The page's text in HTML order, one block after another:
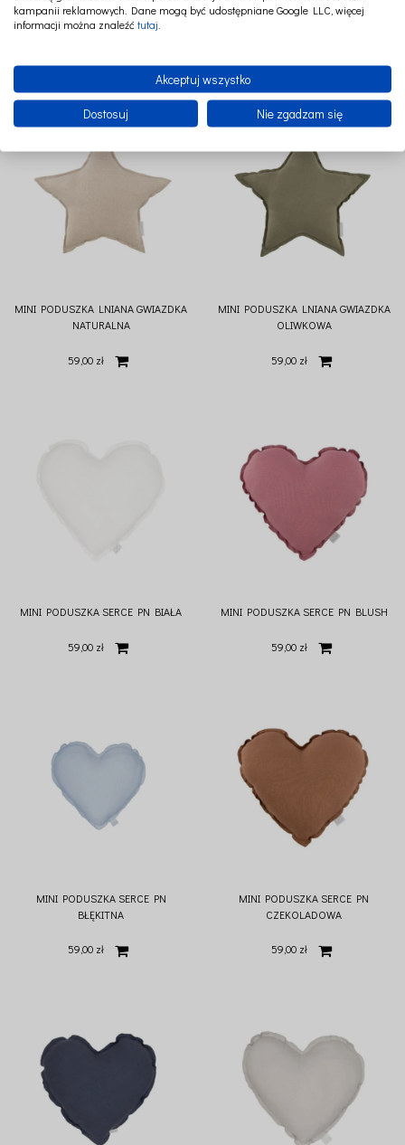
MINI PODUSZKA LNIANA GWIAZDKA
GRAFITOWA
MINI PODUSZKA LNIANA GWIAZDKA
MINI PODUSZKA LNIANA GWIAZDKA
NATURALNA
59,00 zł
MINI PODUSZKA LNIANA GWIAZDKA
OLIWKOWA
59,00 zł
MINI PODUSZKA SERCE PN BIAŁA
59,00 zł
MINI PODUSZKA SERCE PN BLUSH
59,00 zł
MINI PODUSZKA SERCE PN
BŁĘKITNA
59,00 zł
MINI PODUSZKA SERCE PN
CZEKOLADOWA
59,00 zł
kampanii reklamowych. Dane mogą być udostępniane Google LLC, więcej
informacji można znaleźć tutaj
Akceptuj wszystko
Dostosuj Nie zgadzam się